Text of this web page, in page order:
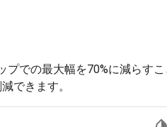
での最大幅を70%に減らすこ
できます。